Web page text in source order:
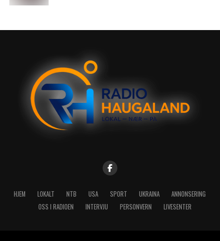
HJEM LOKALT NTB USA SPORT UKRAINA
ANNONSERING
OSS I RADIOEN
INTERVJU PERSONVERN LIVESENTER